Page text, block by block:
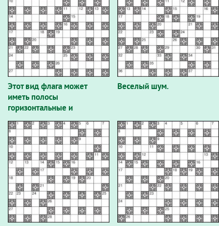
Этот вид флага может
иметь полосы
горизонтальные и
вертикальные.
Веселый шум.